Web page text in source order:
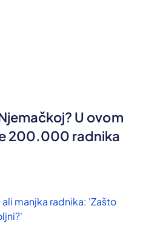
U ovom
200.000 radnika